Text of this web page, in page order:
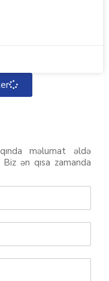
məlumat əldə
ən qısa zamanda